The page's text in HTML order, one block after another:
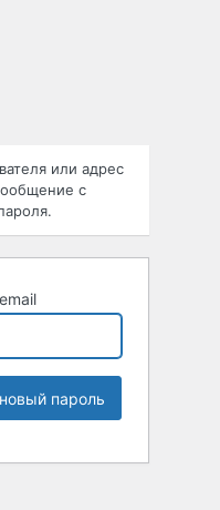
или адрес
с